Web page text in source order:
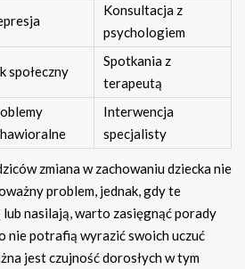
Konsultacja z
psychologiem
społeczny
Spotkania z
terapeutą
Interwencja
specjalisty
zmiana w zachowaniu dziecka nie
problem, jednak, gdy te
nasilają, warto zasięgnąć porady
nie potrafią wyrazić swoich uczuć
jest czujność dorosłych w tym